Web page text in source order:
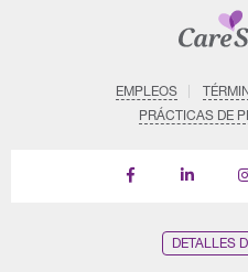
EMPLEOS
PRÁCTICAS DE
Find
Follow
DETALLES